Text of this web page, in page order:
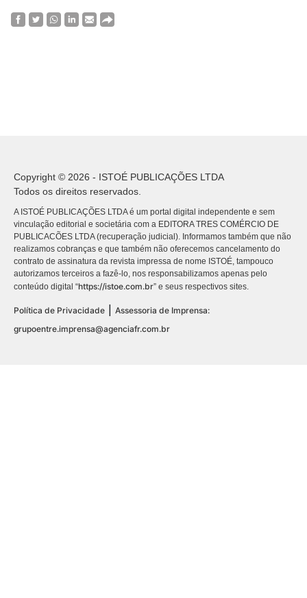
Copyright © 2026 - ISTOÉ PUBLICAÇÕES LTDA
Todos os direitos reservados.
A ISTOÉ PUBLICAÇÕES LTDA é um portal digital independente e sem
vinculação editorial e societária com a EDITORA TRES COMÉRCIO DE
PUBLICACÕES LTDA (recuperação judicial). Informamos também que não
realizamos cobranças e que também não oferecemos cancelamento do
contrato de assinatura da revista impressa de nome ISTOÉ, tampouco
autorizamos terceiros a fazê-lo, nos responsabilizamos apenas pelo
conteúdo digital “https://istoe.com.br” e seus respectivos sites.
Política de Privacidade
Assessoria de Imprensa:
grupoentre.imprensa@agenciafr.com.br